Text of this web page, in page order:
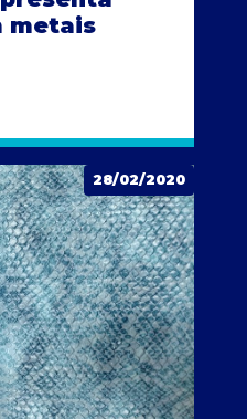
metais
28/02/2020